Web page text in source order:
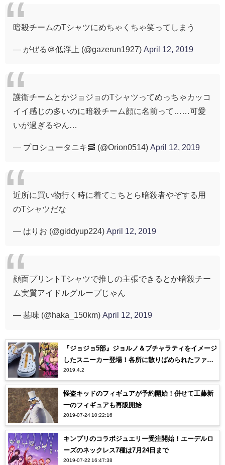
暗殺チームのTシャツにめちゃくちゃ笑ってしまう
— がぜる＠低浮上 (@gazerun1927) April 12, 2019
護衛チームとかジョジョのTシャツってめっちゃカッコ
イイ感じの多いのに暗殺チーム顔に名前って……可愛
いが過ぎるやん…
— プロシュータニキ🥓 (@Orion0514) April 12, 2019
近所に買い物行く時に着てこちとら暗殺者やぞする用
のTシャツだな
— はりお (@giddyup224) April 12, 2019
顔面プリントTシャツで推しの主張できるとか暗殺チー
ム実質アイドルグループじゃん
— 墓味 (@haka_150km) April 12, 2019
『ジョジョ5部』ジョルノ＆ブチャラティをイメージ
したスニーカー登場！各所に散りばめられたファン
にはわかる仕様がたまらない！【ジョジョの奇妙な
冒険】
2019.4.2
怪盗キッドのフィギュアが予約開始！併せて工藤新
一のフィギュアも再販開始
2019-07-24 10:22:16
キンプリのコラボジュエリー受注開始！エーデルロ
ーズのネックレス7種は7月24日まで
2019-07-22 16:47:38